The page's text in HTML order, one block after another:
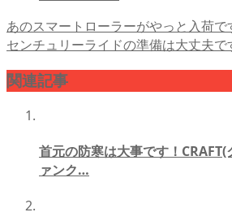
あのスマートローラーがやっと入荷で
センチュリーライドの準備は大丈夫で
関連記事
首元の防寒は大事です！
ァンク…